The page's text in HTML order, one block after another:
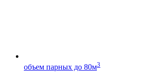
объем парных до 80м3